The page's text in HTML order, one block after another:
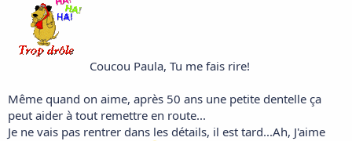
Coucou Paula, Tu me fais rire!
Même quand on aime, après 50 ans une petite dentelle ça
peut aider à tout remettre en route...
Je ne vais pas rentrer dans les détails, il est tard...Ah, J'aime